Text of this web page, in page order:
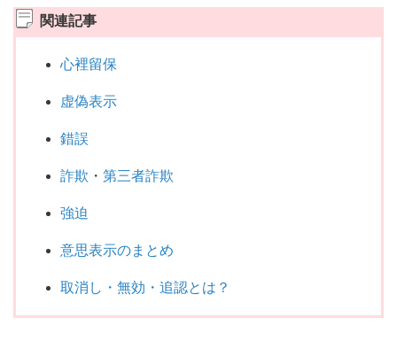
関連記事
心裡留保
虚偽表示
錯誤
詐欺 ・ 第三者詐欺
強迫
意思表示のまとめ
取消し・無効・追認とは？